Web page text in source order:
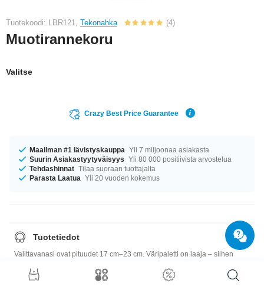
Tuotekoodi: LBR121, Tekonahka (4)
Muotirannekoru
Valitse
Crazy Best Price Guarantee
Maailman #1 lävistyskauppa Yli 7 miljoonaa asiakasta
Suurin Asiakastyytyväisyys Yli 80 000 positiivista arvostelua
Tehdashinnat Tilaa suoraan tuottajalta
Parasta Laatua Yli 20 vuoden kokemus
Tuotetiedot
Valittavanasi ovat pituudet 17 cm–23 cm. Väripaletti on laaja – siihen